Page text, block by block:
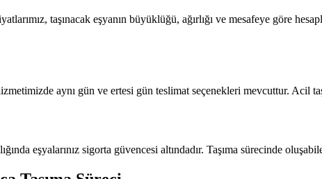
taşınacak eşyanın büyüklüğü, ağırlığı ve mesafeye göre
aynı gün ve ertesi gün teslimat seçenekleri mevcuttur. Acil
eşyalarınız sigorta güvencesi altındadır. Taşıma sürecinde